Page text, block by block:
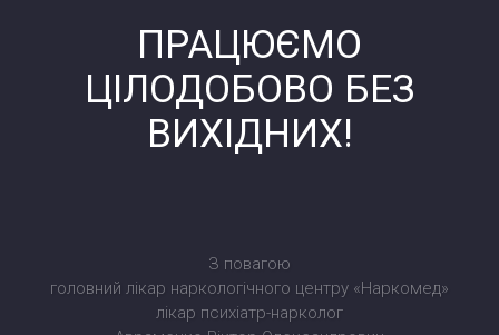
ПРАЦЮЄМО
ЦІЛОДОБОВО БЕЗ
ВИХІДНИХ!
З повагою
головний лікар наркологічного центру «Наркомед»
лікар психіатр-нарколог